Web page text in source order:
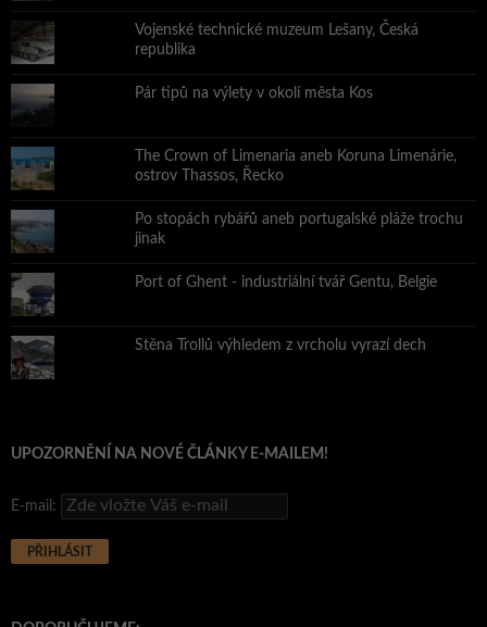
Vojenské technické muzeum Lešany, Česká
republika
Pár tipů na výlety v okolí města Kos
The Crown of Limenaria aneb Koruna Limenárie,
ostrov Thassos, Řecko
Po stopách rybářů aneb portugalské pláže trochu
jinak
Port of Ghent - industriální tvář Gentu, Belgie
Stěna Trollů výhledem z vrcholu vyrazí dech
UPOZORNĚNÍ NA NOVÉ ČLÁNKY E-MAILEM!
E-mail: